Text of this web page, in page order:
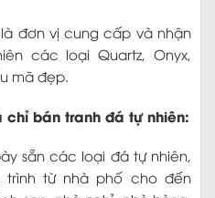
là đơn vị cung cấp và nhận
các loại Quartz, Onyx,
mã đẹp.
chỉ bán tranh đá tự nhiên:
sẵn các loại đá tự nhiên,
từ nhà phố cho đến